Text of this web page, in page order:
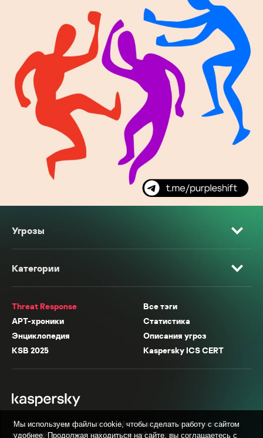
Угрозы
Категории
Threat Response
Все тэги
APT-хроники
Статистика
Энциклопедия
Описания угроз
KSB 2025
Kaspersky ICS CERT
* Facebook, Instagram, WhatsApp, Meta AI принадлежат компании Meta,
признанной экстремистской организацией в России.
Мы используем файлы cookie, чтобы сделать работу с сайтом
удобнее. Продолжая находиться на сайте, вы соглашаетесь с